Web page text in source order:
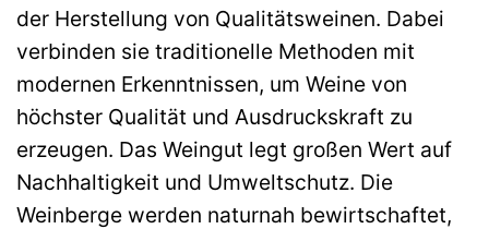
der Herstellung von Qualitätsweinen. Dabei
verbinden sie traditionelle Methoden mit
modernen Erkenntnissen, um Weine von
höchster Qualität und Ausdruckskraft zu
erzeugen. Das Weingut legt großen Wert auf
Nachhaltigkeit und Umweltschutz. Die
Weinberge werden naturnah bewirtschaftet,